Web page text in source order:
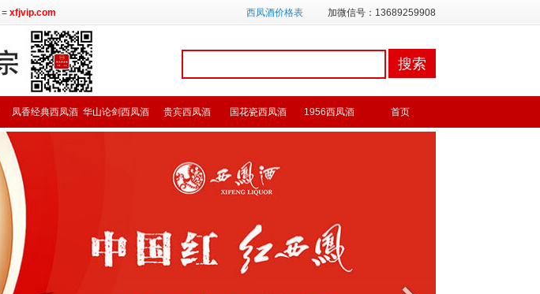
= xfjvip.com 西凤酒价格表 加微信号：13689259908
首页
1956西凤酒
国花瓷西凤酒
贵宾西凤酒
华山论剑西凤酒
凤香经典西凤酒